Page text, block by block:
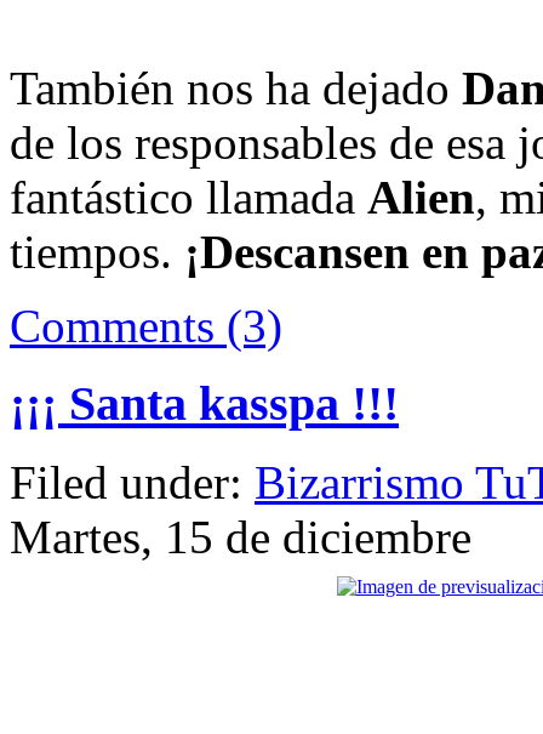
También nos ha dejado
de los responsables de
fantástico llamada Alien,
tiempos. ¡Descansen en
Comments (3)
¡¡¡ Santa kasspa !!!
Filed under: Bizarrismo
Martes, 15 de diciembre